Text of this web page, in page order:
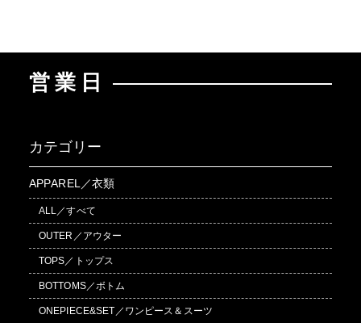
営業日
カテゴリー
APPAREL／衣類
ALL／すべて
OUTER／アウター
TOPS／トップス
BOTTOMS／ボトム
ONEPIECE&SET／ワンピース＆スーツ